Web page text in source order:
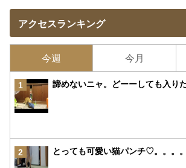
アクセスランキング
今週 今月
1 諦めないニャ。どーーしても入り
2 とっても可愛い猫パンチ♡。。。